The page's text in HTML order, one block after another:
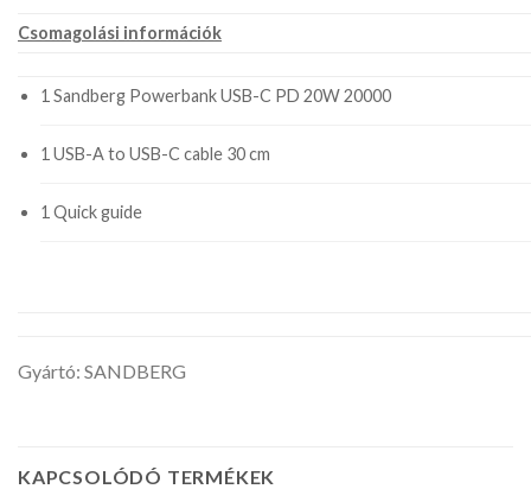
Csomagolási információk
1 Sandberg Powerbank USB-C PD 20W 20000
1 USB-A to USB-C cable 30 cm
1 Quick guide
Gyártó: SANDBERG
KAPCSOLÓDÓ TERMÉKEK